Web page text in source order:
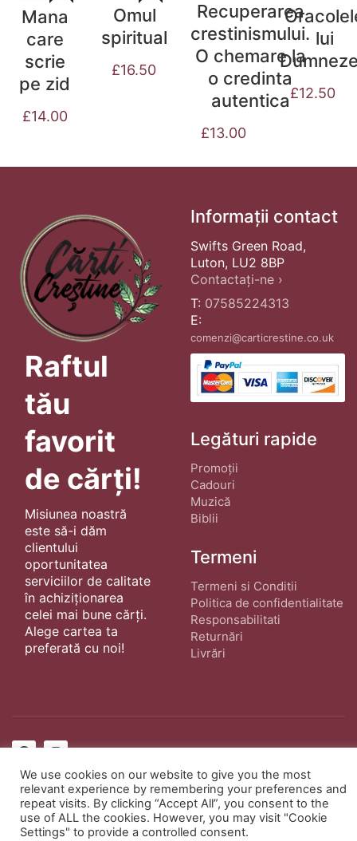
Mana
care
scrie
pe zid
£14.00
Omul
spiritual
£16.50
Recuperarea
crestinismului.
O chemare la
o credinta
autentica
£13.00
lui
£12.50
Raftul
tău
favorit
de cărți!
Misiunea noastră
este să-i dăm
clientului
oportunitatea
serviciilor de calitate
în achiziționarea
celei mai bune cărți.
Alege cartea ta
preferată cu noi!
Informații contact
Swifts Green Road,
Luton, LU2 8BP
Contactați-ne ›
T: 07585224313
E:
comenzi@carticrestine.co.uk
Legături rapide
Promoții
Cadouri
Muzică
Biblii
Termeni
Termeni si Conditii
Politica de confidentialitate
Responsabilitati
Returnări
Livrări
wphostee.uk· Toate Drepturile Rezervate
We use cookies on our website to give you the most
relevant experience by remembering your preferences and
repeat visits. By clicking “Accept All”, you consent to the
use of ALL the cookies. However, you may visit "Cookie
Settings" to provide a controlled consent.